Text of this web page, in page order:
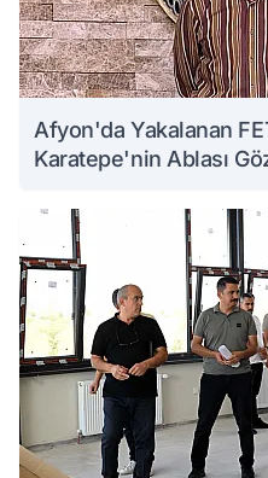
Afyon'da Yakalanan
Karatepe'nin Ablası